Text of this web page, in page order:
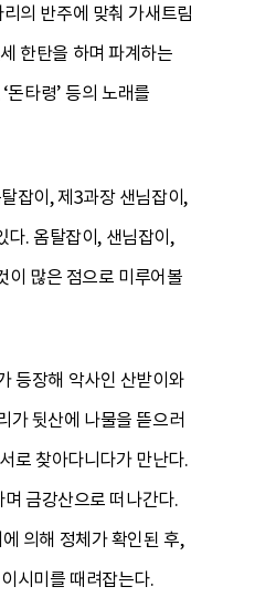
의 반주에 맞춰 가새트림
한탄을 하며 파계하는
돈타령’ 등의 노래를
잡이, 제3과장 샌님잡이,
. 옴탈잡이, 샌님잡이,
이 많은 점으로 미루어볼
등장해 악사인 산받이와
가 뒷산에 나물을 뜯으러
로 찾아다니다가 만난다.
금강산으로 떠나간다.
의해 정체가 확인된 후,
시미를 때려잡는다.